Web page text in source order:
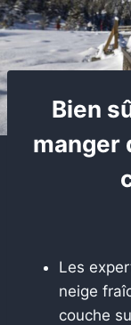
Bien
manger
Les
neige
couche